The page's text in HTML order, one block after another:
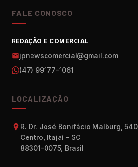
FALE CONOSCO
REDAÇÃO E COMERCIAL
jpnewscomercial@gmail.com
(47) 99177-1061
LOCALIZAÇÃO
R. Dr. José Bonifácio Malburg, 540
Centro, Itajaí - SC
88301-0075, Brasil